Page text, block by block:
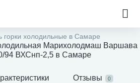
горки холодильные в Самаре
Марихолодмаш Варшава
94 ВХСнп-2,5 в Самаре
Отзывы 0